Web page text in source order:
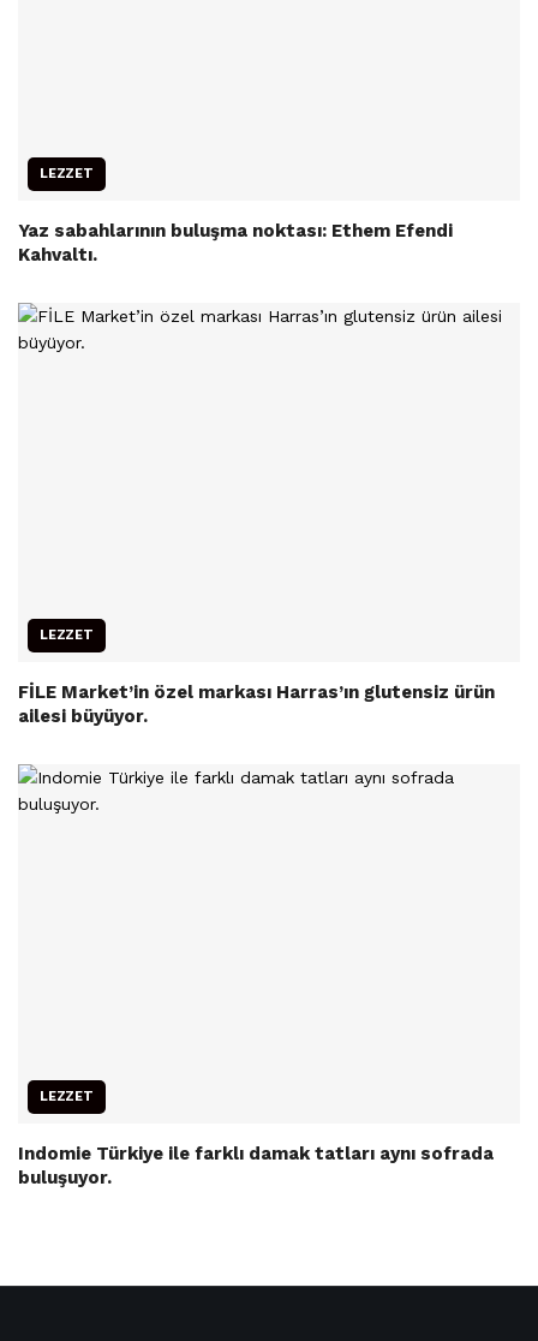
LEZZET
Yaz sabahlarının buluşma noktası: Ethem Efendi
Kahvaltı.
LEZZET
FİLE Market’in özel markası Harras’ın glutensiz ürün
ailesi büyüyor.
LEZZET
Indomie Türkiye ile farklı damak tatları aynı sofrada
buluşuyor.